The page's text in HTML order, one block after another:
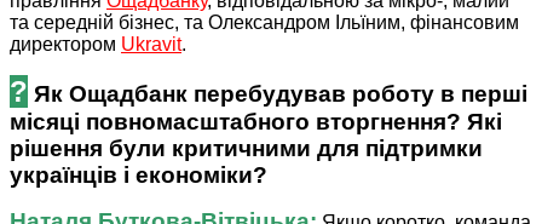
та середній бізнес, та Олександром Ільїним, фінансовим
директором Ukravit.
? Як Ощадбанк перебудував роботу в перші
місяці повномасштабного вторгнення? Які
рішення були критичними для підтримки
укра­­їнців і економіки?